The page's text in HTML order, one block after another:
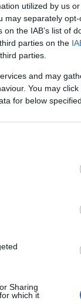
utilized by us
may separately
the IAB’s list of
parties on the
parties.
and may
You may
for below
Sharing
which it
μίλησαν
να βγει,
σπίτι
τον